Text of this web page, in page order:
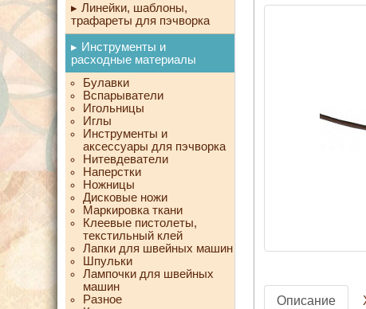
Линейки, шаблоны,
трафареты для пэчворка
Инструменты и
расходные материалы
Булавки
Вспарыватели
Игольницы
Иглы
Инструменты и
аксессуары для пэчворка
Нитевдеватели
Наперстки
Ножницы
Дисковые ножи
Маркировка ткани
Клеевые пистолеты,
текстильный клей
Лапки для швейных машин
Шпульки
Лампочки для швейных
машин
Разное
Описание